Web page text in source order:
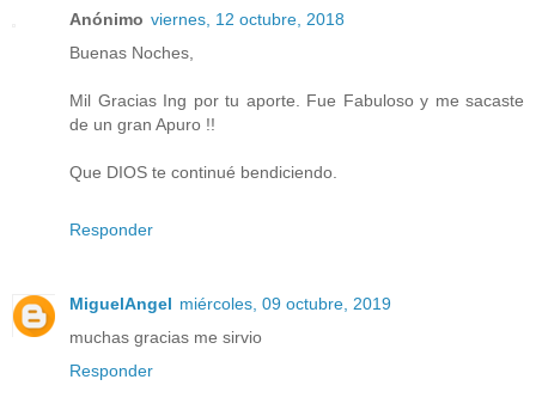
Anónimo viernes, 12 octubre, 2018
Buenas Noches,
Mil Gracias Ing por tu aporte. Fue Fabuloso y me sacaste
de un gran Apuro !!
Que DIOS te continué bendiciendo.
Responder
MiguelAngel miércoles, 09 octubre, 2019
muchas gracias me sirvio
Responder